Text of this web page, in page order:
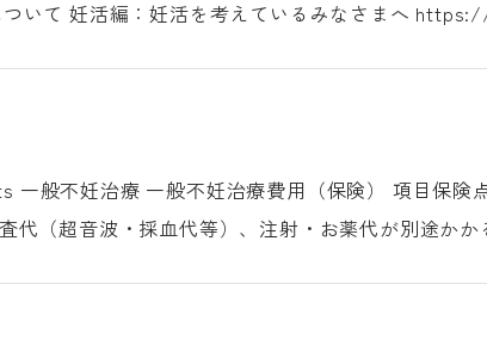
について 妊
ic Infertility